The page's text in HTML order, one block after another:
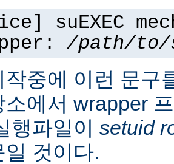
suEXEC
/path/to/
작중에 이런 문구
소에서 wrapper
행파일이 setuid
일 것이다.